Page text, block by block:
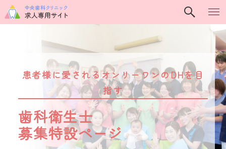
患者様に愛されるオンリーワンのDHを目
指す
歯科衛生士
募集特設ページ